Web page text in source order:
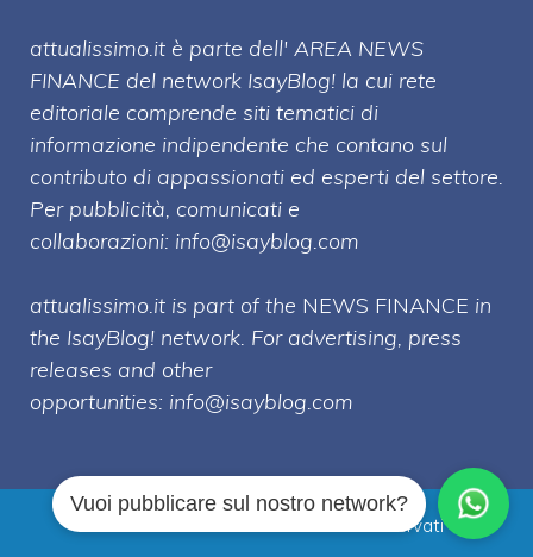
attualissimo.it è parte dell' AREA NEWS
FINANCE del network IsayBlog! la cui rete
editoriale comprende siti tematici di
informazione indipendente che contano sul
contributo di appassionati ed esperti del settore.
Per pubblicità, comunicati e
collaborazioni: info@isayblog.com
attualissimo.it is part of the NEWS FINANCE in
the IsayBlog! network. For advertising, press
releases and other
opportunities: info@isayblog.com
Attualissimo.it © 2026 Tutti i diritti riservati
Vuoi pubblicare sul nostro network?